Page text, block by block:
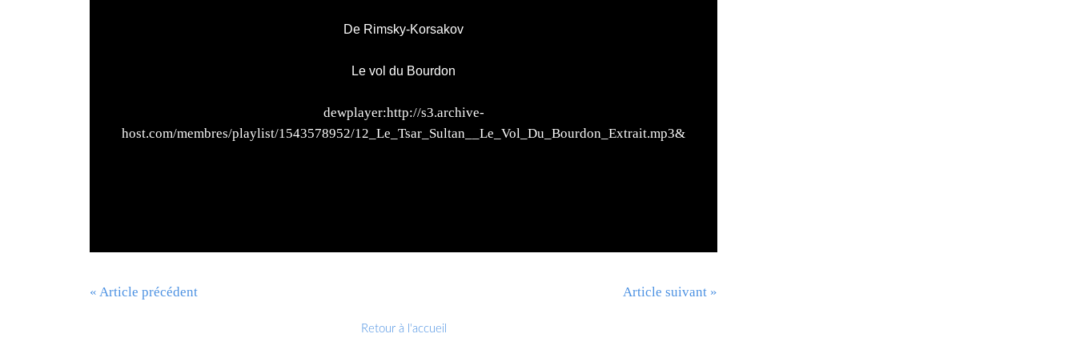
De Rimsky-Korsakov
Le vol du Bourdon
dewplayer:http://s3.archive-
host.com/membres/playlist/1543578952/12_Le_Tsar_Sultan__Le_Vol_Du_Bourdon_Extrait.mp3&
« Article précédent Article suivant »
Retour à l'accueil